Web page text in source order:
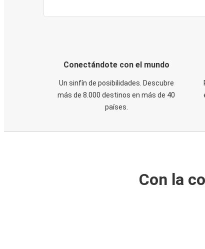
Conectándote con el mundo
Un sinfín de posibilidades. Descubre
más de 8.000 destinos en más de 40
países.
Con la